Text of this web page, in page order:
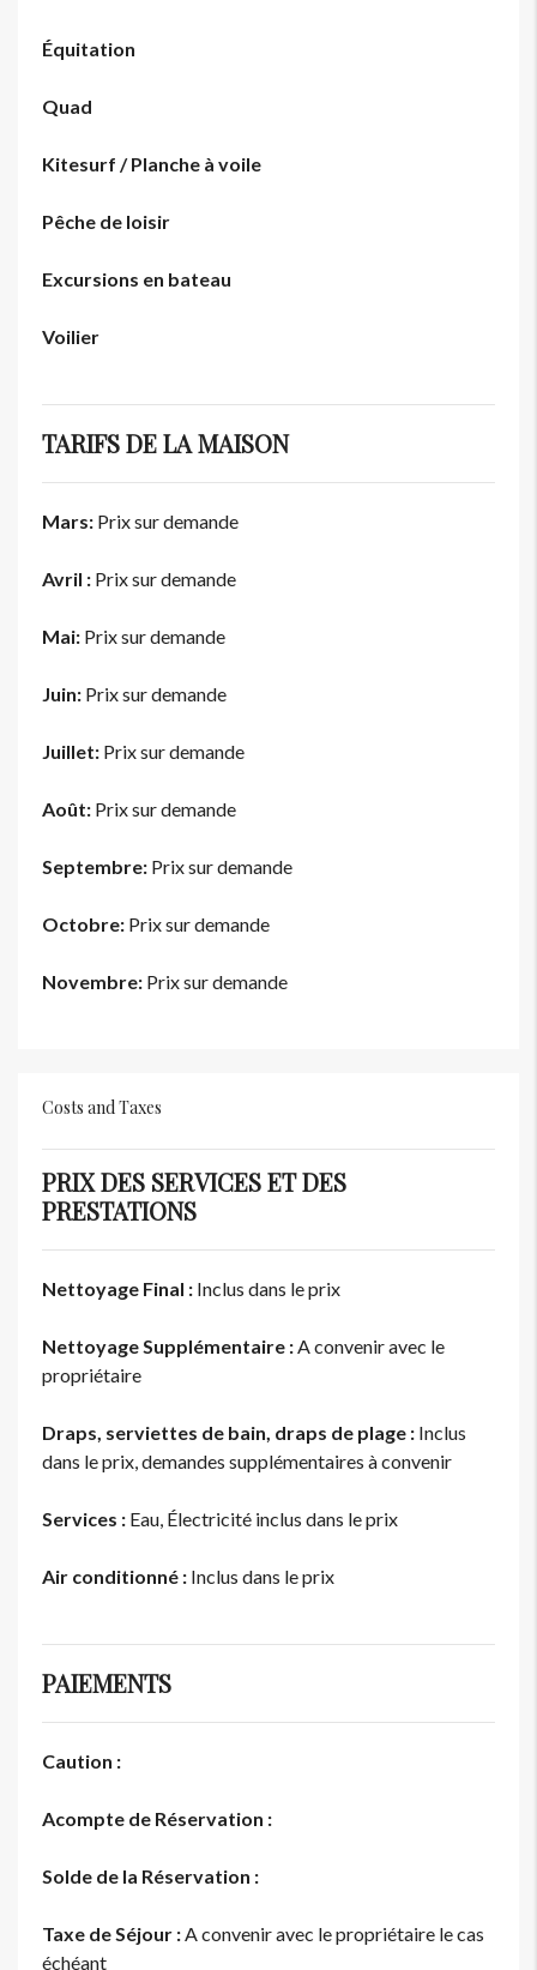
Équitation
Quad
Kitesurf / Planche à voile
Pêche de loisir
Excursions en bateau
Voilier
TARIFS DE LA MAISON
Mars: Prix sur demande
Avril : Prix sur demande
Mai: Prix sur demande
Juin: Prix sur demande
Juillet: Prix sur demande
Août: Prix sur demande
Septembre: Prix sur demande
Octobre: Prix sur demande
Novembre: Prix sur demande
Costs and Taxes
PRIX DES SERVICES ET DES
PRESTATIONS
Nettoyage Final : Inclus dans le prix
Nettoyage Supplémentaire :A convenir avec le
propriétaire
Draps, serviettes de bain, draps de plage : Inclus
dans le prix, demandes supplémentaires à convenir
Services : Eau, Électricité inclus dans le prix
Air conditionné : Inclus dans le prix
PAIEMENTS
Caution :
Acompte de Réservation :
Solde de la Réservation :
Taxe de Séjour :A convenir avec le propriétaire le cas
échéant